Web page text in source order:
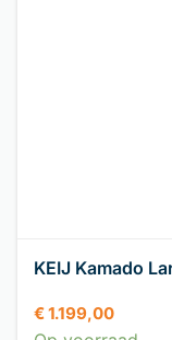
KEIJ Kamado
€1.199,00